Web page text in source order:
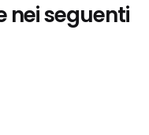
nei seguenti